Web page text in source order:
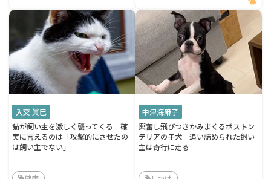
入交 眞巳
猫が飼い主を激しく襲ってくる 確
実に言えるのは「攻撃的にさせたの
は飼い主でない」
中津海麻子
興奮し飛びつきかみまくるボストン
テリアの子犬 追い詰められた飼い
主は奇行に走る